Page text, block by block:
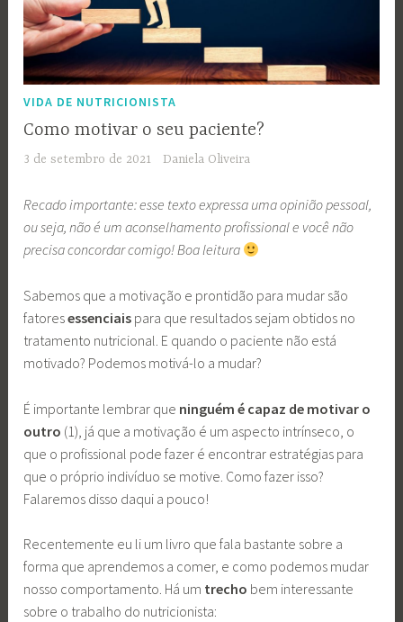
VIDA DE NUTRICIONISTA
Como motivar o seu paciente?
3 de setembro de 2021 Daniela Oliveira
Recado importante: esse texto expressa uma opinião pessoal,
ou seja, não é um aconselhamento profissional e você não
precisa concordar comigo! Boa leitura
Sabemos que a motivação e prontidão para mudar são
fatoresessenciais para que resultados sejam obtidos no
tratamento nutricional. E quando o paciente não está
motivado? Podemos motivá-lo a mudar?
É importante lembrar que ninguém é capaz de motivar o
outro (1), já que a motivação é um aspecto intrínseco, o
que o profissional pode fazer é encontrar estratégias para
que o próprio indivíduo se motive. Como fazer isso?
Falaremos disso daqui a pouco!
Recentemente eu li um livro que fala bastante sobre a
forma que aprendemos a comer, e como podemos mudar
nosso comportamento. Há um trecho bem interessante
sobre o trabalho do nutricionista: